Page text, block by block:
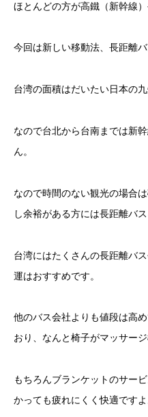
ほとんどの方が高鐵（新幹線
今回は新しい移動法、長距離バ
台湾の面積はだいたい日本の
なので台北から台南までは新
ん。
なので時間のない観光の場合
し余裕がある方には長距離バス
台湾にはたくさんの長距離バ
運はおすすめです。
他のバス会社よりも値段は高
おり、なんと椅子がマッサー
もちろんブランケットのサー
かっても疲れにくく快適ですよ